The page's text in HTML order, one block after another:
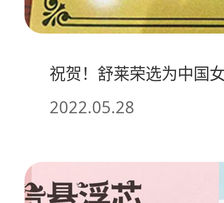
祝贺！舒莱荣选为中国
2022.05.28